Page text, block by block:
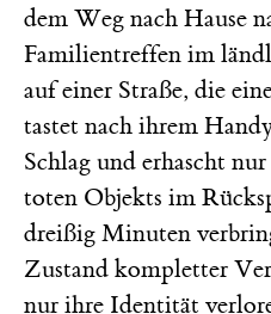
dem Weg nach Hause
Familientreffen im
auf einer Straße, die
tastet nach ihrem
Schlag und erhascht
toten Objekts im
dreißig Minuten
Zustand kompletter
nur ihre Identität